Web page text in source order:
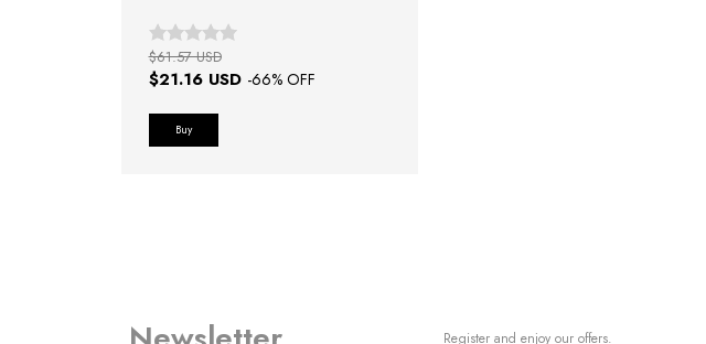
$21.16 USD -66% OFF
$61.57 USD
Buy
Register and enjoy our offers.